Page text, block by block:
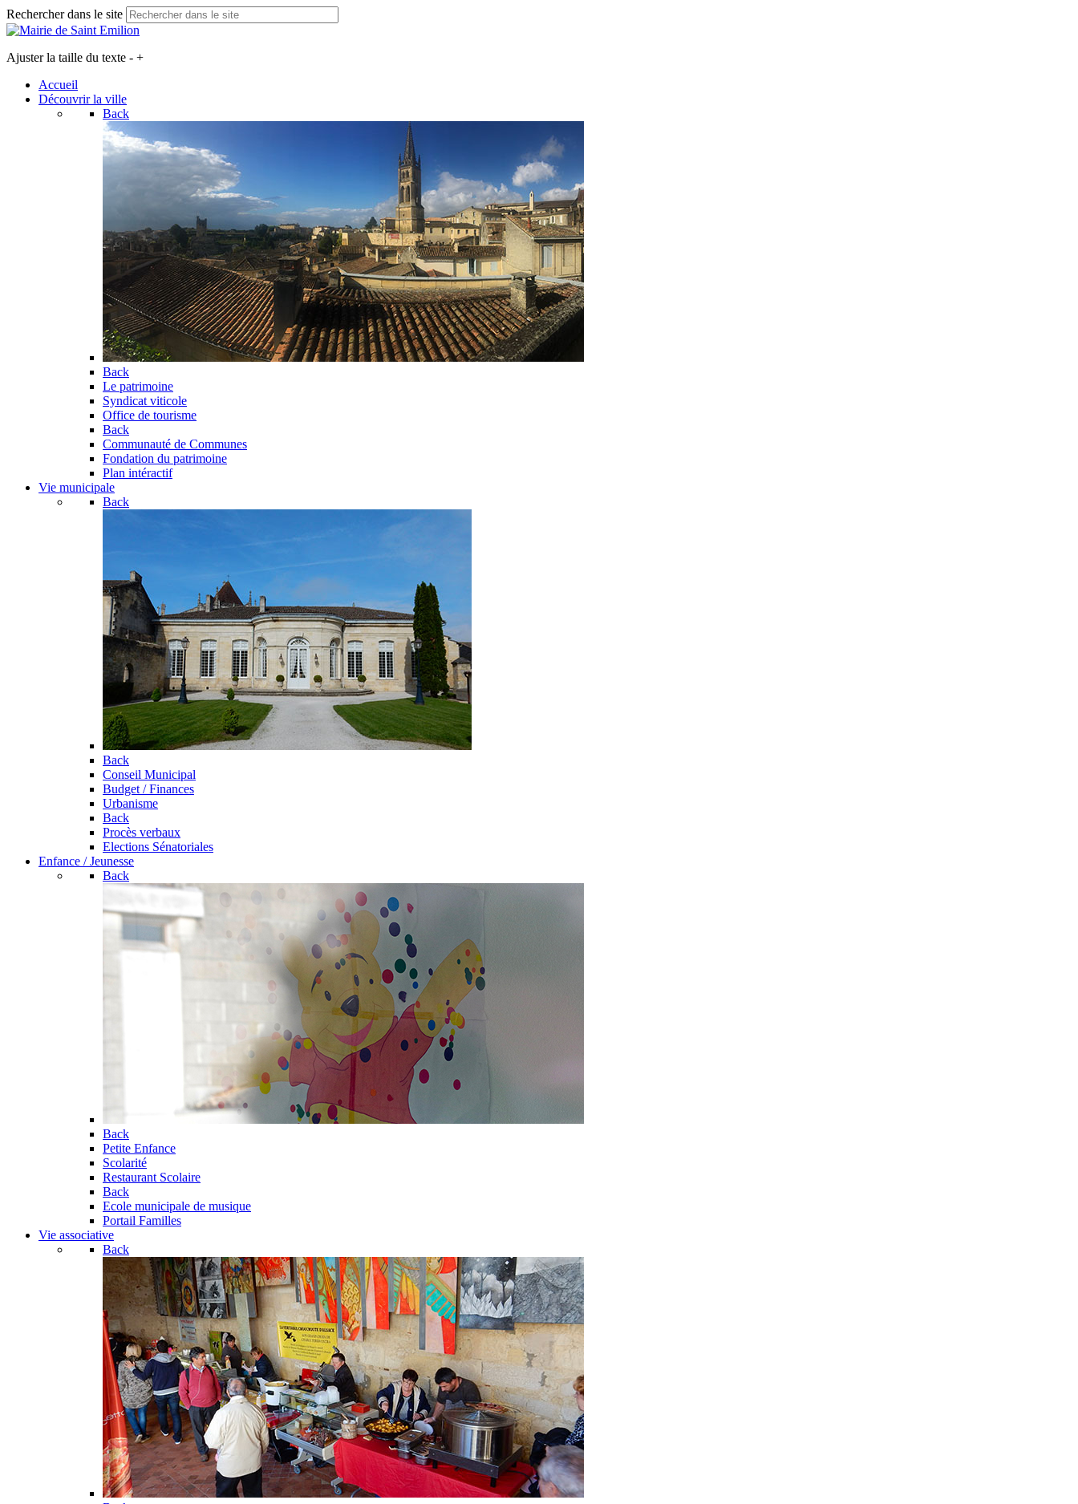
Rechercher dans le site
Ajuster la taille du texte - +
Accueil
Découvrir la ville
Back
Back
Le patrimoine
Syndicat viticole
Office de tourisme
Back
Communauté de Communes
Fondation du patrimoine
Plan intéractif
Vie municipale
Back
Back
Conseil Municipal
Budget / Finances
Urbanisme
Back
Procès verbaux
Elections Sénatoriales
Enfance / Jeunesse
Back
Back
Petite Enfance
Scolarité
Restaurant Scolaire
Back
Ecole municipale de musique
Portail Familles
Vie associative
Back